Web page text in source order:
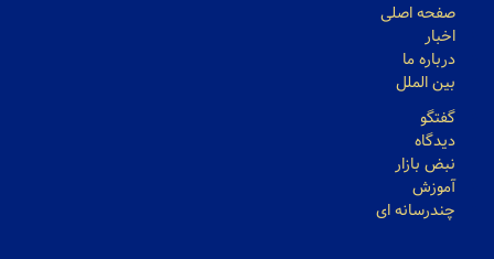
صفحه اصلی
اخبار
درباره ما
بین الملل
گفتگو
دیدگاه
نبض بازار
آموزش
چندرسانه ای